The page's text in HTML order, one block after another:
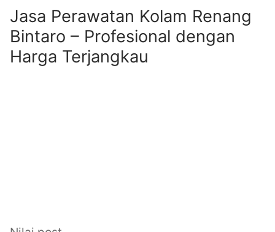
Jasa Perawatan Kolam Renang
Bintaro – Profesional dengan
Harga Terjangkau